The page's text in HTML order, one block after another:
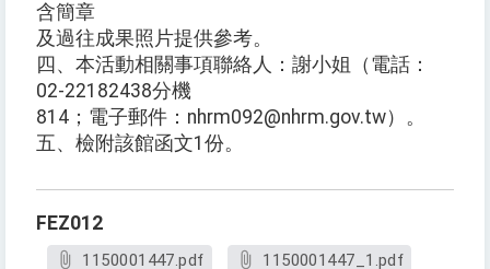
含簡章
及過往成果照片提供參考。
四、本活動相關事項聯絡人：謝小姐（電話：
02-22182438分機
814；電子郵件：nhrm092@nhrm.gov.tw）。
五、檢附該館函文1份。
FEZ012
1150001447.pdf 1150001447_1.pdf